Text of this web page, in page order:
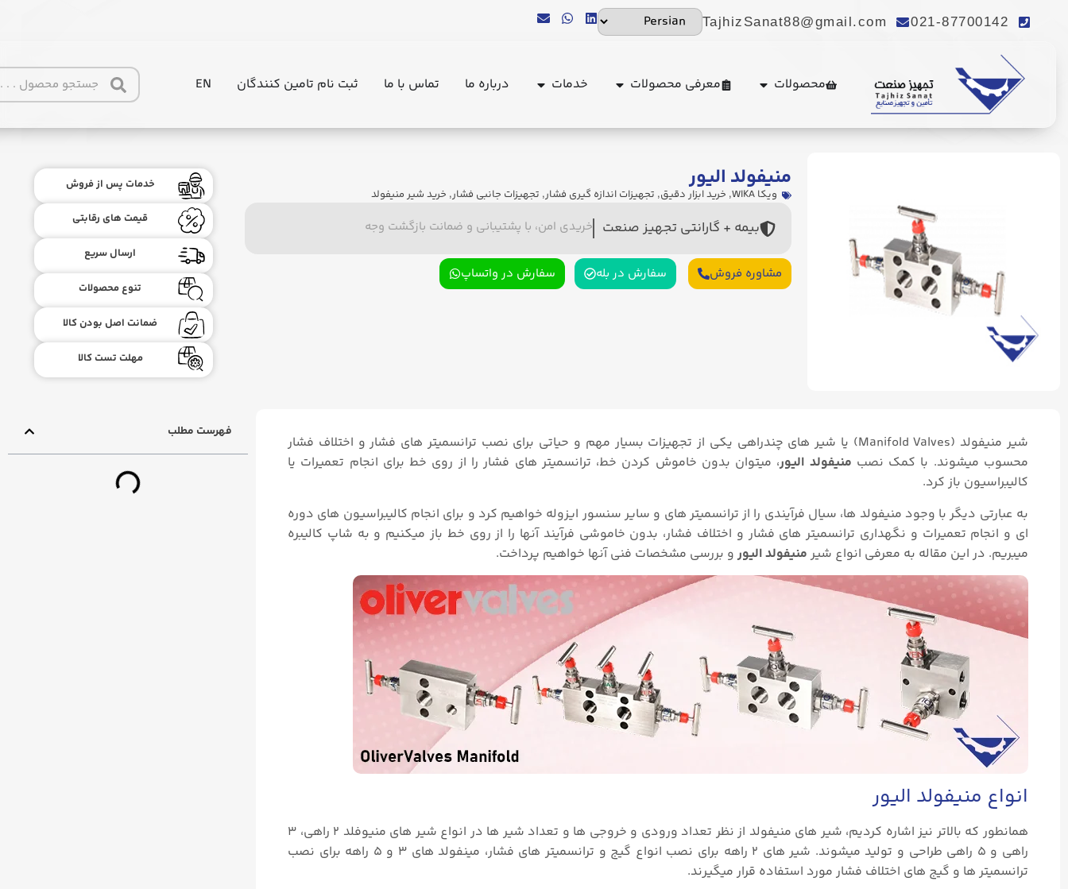
021-87700142
TajhizSanat88@gmail.com
محصولات معرفی محصولات خدمات درباره ما تماس با ما ثبت نام تامین کنندگان EN
منیفولد الیور
ویکا WIKA , خرید ابزار دقیق, تجهیزات اندازه گیری فشار, تجهیزات جانبی فشار, خرید شیر منیفولد
بیمه + گارانتی تجهیز صنعت خریدی امن، با پشتیبانی و ضمانت بازگشت وجه
مشاوره فروش سفارش در بله سفارش در واتساپ
خدمات پس از فروش
قیمت های رقابتی
ارسال سریع
تنوع محصولات
ضمانت اصل بودن کالا
مهلت تست کالا
شیر منیفولد (Manifold Valves) یا شیر های چندراهی یکی از تجهیزات بسیار مهم و حیاتی برای نصب ترانسمیتر های فشار و اختلاف فشار
محسوب میشوند. با کمک نصب منیفولد الیور، میتوان بدون خاموش کردن خط، ترانسمیتر های فشار را از روی خط برای انجام تعمیرات یا
کالیبراسیون باز کرد.
به عبارتی دیگر با وجود منیفولد ها، سیال فرآیندی را از ترانسمیتر های و سایر سنسور ایزوله خواهیم کرد و برای انجام کالیبراسیون های دوره
ای و انجام تعمیرات و نگهداری ترانسمیتر های فشار و اختلاف فشار، بدون خاموشی فرآیند آنها را از روی خط باز میکنیم و به شاپ کالیبره
میبریم. در این مقاله به معرفی انواع شیر منیفولد الیور و بررسی مشخصات فنی آنها خواهیم پرداخت.
انواع منیفولد الیور
همانطور که بالاتر نیز اشاره کردیم، شیر های منیفولد از نظر تعداد ورودی و خروجی ها و تعداد شیر ها در انواع شیر های منیوفلد ۲ راهی، ۳
راهی و ۵ راهی طراحی و تولید میشوند. شیر های ۲ راهه برای نصب انواع گیج و ترانسمیتر های فشار، مینفولد های ۳ و ۵ راهه برای نصب
ترانسمیتر ها و گیج های اختلاف فشار مورد استفاده قرار میگیرند.
فهرست مطلب